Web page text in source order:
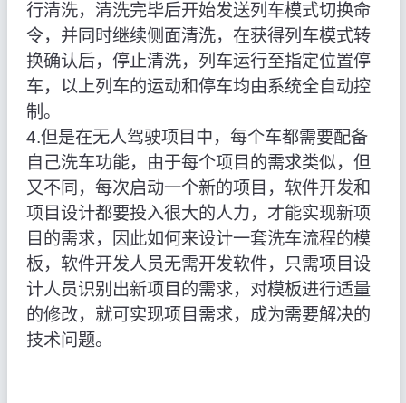
行清洗，清洗完毕后开始发送列车模式切换命
令，并同时继续侧面清洗，在获得列车模式转
换确认后，停止清洗，列车运行至指定位置停
车，以上列车的运动和停车均由系统全自动控
制。
4.但是在无人驾驶项目中，每个车都需要配备
自己洗车功能，由于每个项目的需求类似，但
又不同，每次启动一个新的项目，软件开发和
项目设计都要投入很大的人力，才能实现新项
目的需求，因此如何来设计一套洗车流程的模
板，软件开发人员无需开发软件，只需项目设
计人员识别出新项目的需求，对模板进行适量
的修改，就可实现项目需求，成为需要解决的
技术问题。